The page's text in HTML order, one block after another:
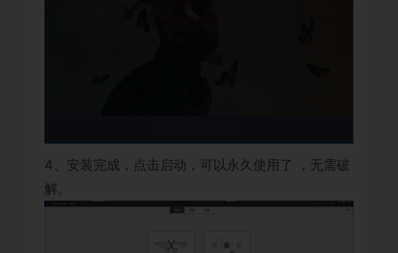
4、安装完成，点击启动，可以永久使用了 ，无需破
解。